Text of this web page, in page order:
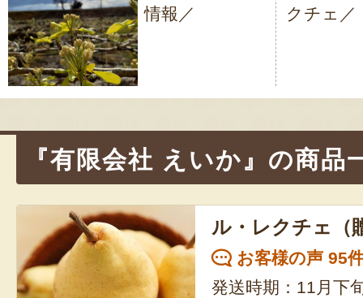
ナ
ビ
ゲ
ョ
ン
情報／
クチェ／
『有限会社 えいか』の商品
ル・レクチェ（
お客様の声 95
発送時期：11月下